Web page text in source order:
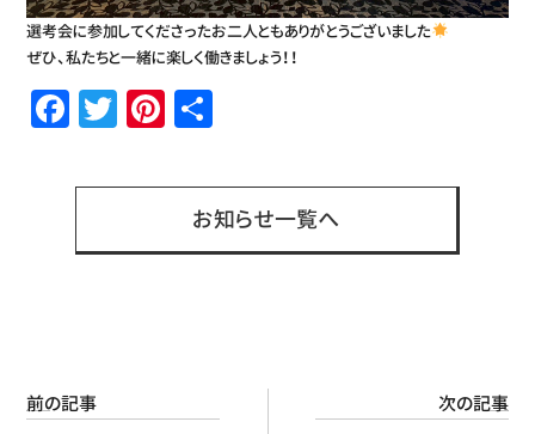
選考会に参加してくださったお二人ともありがとうございました
ぜひ、私たちと一緒に楽しく働きましょう！！
Facebook
TwitterPinterest
お知らせ一覧へ
前の記事 次の記事